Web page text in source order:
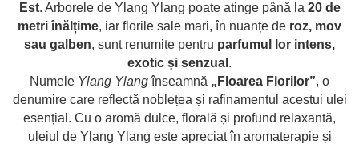
Self love* In Asteptarea Soarelui
Pericole_vs_beneficii
Est. Arborele de Ylang Ylang poate atinge până la 20 de
metri înălțime, iar florile sale mari, în nuanțe de roz, mov
sau galben, sunt renumite pentru parfumul lor intens,
exotic și senzual .
Numele Ylang Ylangînseamnă „Floarea Florilor”, o
denumire care reflectă noblețea și rafinamentul acestui ulei
esențial . Cu o aromă dulce, florală și profund relaxantă,
uleiul de Ylang Ylang este apreciat în aromaterapie și